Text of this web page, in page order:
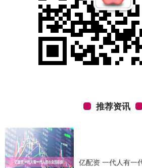
推荐资讯
亿配资 一代人有一